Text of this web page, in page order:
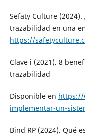
Sefaty Culture (2024).
trazabilidad en una
https://
Clave i (2021). 8
trazabilidad
Disponible en https://
implementar-un-
Bind RP (2024). Qué